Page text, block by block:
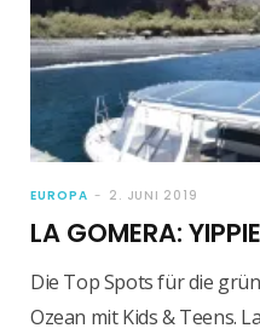
EUROPA 2. JUNI 2019
LA GOMERA:
Die Top Spots für die
Ozean mit Kids & Teens.